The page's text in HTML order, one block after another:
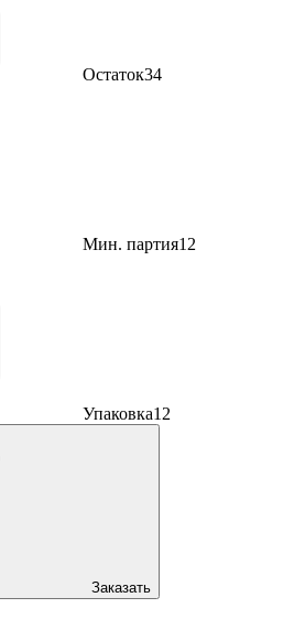
Остаток34
Мин. партия12
Упаковка12
Заказать